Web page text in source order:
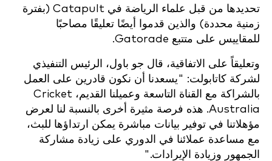
تحديدها من قبل علماء الرياضة في Catapult (بفترة
زمنية محددة) والذين قدموا أيضًا تعليقًا مصاحبًا
للمقاييس على متتبع Gatorade.
وتعليقاً على الاتفاقية، قال جو باول، الرئيس التنفيذي
لشركة كاتابولت: "يسعدنا أن نكون قادرين على العمل
بالشراكة مع القناة التاسعة وعميلنا القديم، Cricket
Australia. هذه فرصة مثيرة أخرى بالنسبة لنا لعرض
مؤهلاتنا في توفير بيانات مباشرة يمكن ارتداؤها للبث،
مع مساعدة عملائنا في الدوري على زيادة مشاركة
الجمهور وزيادة الإيرادات."